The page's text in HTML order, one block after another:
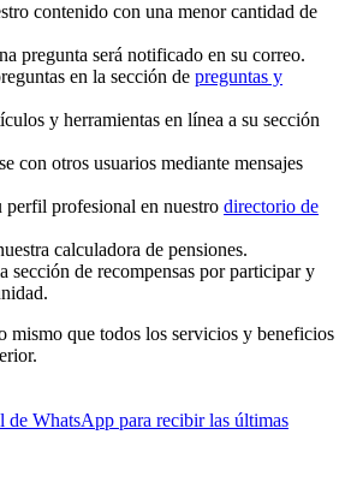
contenido con una menor cantidad de
pregunta será notificado en su correo.
en la sección de preguntas y
y herramientas en línea a su sección
con otros usuarios mediante mensajes
perfil profesional en nuestro directorio de
calculadora de pensiones.
sección de recompensas por participar y
mismo que todos los servicios y beneficios
de WhatsApp para recibir las últimas